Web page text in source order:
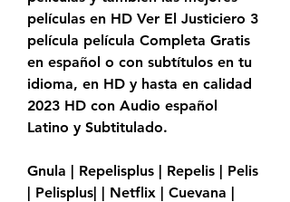
películas en HD Ver El Justiciero 3
película película Completa Gratis
en español o con subtítulos en tu
idioma, en HD y hasta en calidad
2023 HD con Audio español
Latino y Subtitulado.
Gnula | Repelisplus | Repelis | Pelis
| Pelisplus| | Netflix | Cuevana |